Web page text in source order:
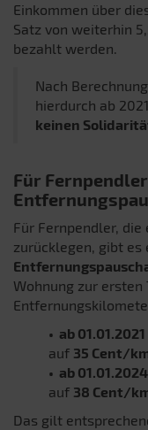
Einkommen über
Satz von weiterhin
bezahlt werden.
Nach
hierdurch ab
keinen
Für
Für Fernpendler,
zurücklegen, gibt es
Wohnung zur ersten
• ab
auf 35 Cent/
• ab
auf 38 Cent/
Das gilt